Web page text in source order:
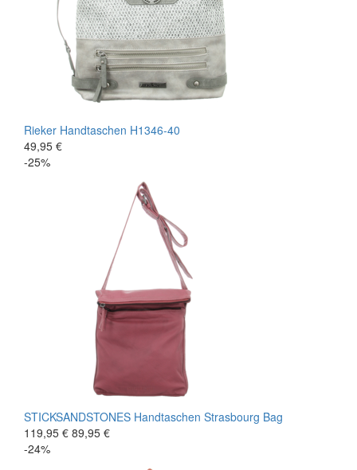
Rieker Handtaschen H1346-40
49,95 €
-25%
STICKSANDSTONES Handtaschen Strasbourg Bag
119,95 € 89,95 €
-24%